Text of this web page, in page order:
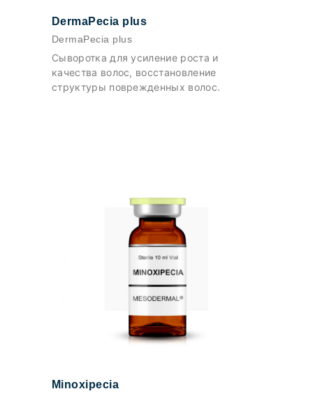
DermaPecia plus
DermaPecia plus
Сыворотка для усиление роста и
качества волос, восстановление
структуры поврежденных волос.
Minoxipecia